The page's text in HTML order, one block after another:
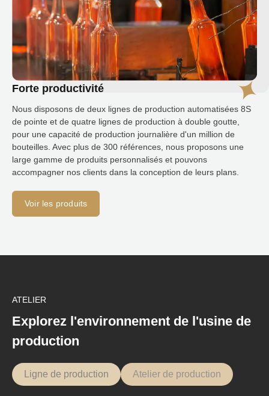
Forte productivité
Nous disposons de deux lignes de production automatisées 8S
de pointe et de quatre lignes de production à double goutte,
pour une capacité de production journalière d'un million de
bouteilles. Avec plus de 300 références, nous proposons une
large gamme de produits personnalisés et pouvons
accompagner nos clients dans la conception de leurs plans.
Voir les produits
ATELIER
Explorez l'environnement de l'usine de
production
Ligne de production Atelier de production